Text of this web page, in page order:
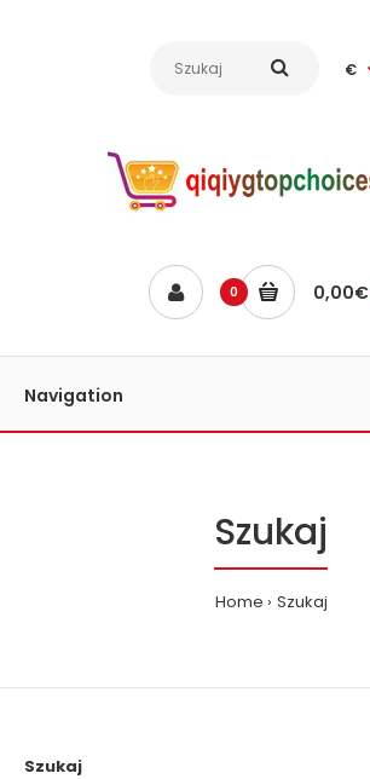
€
0 0,00€
Navigation
Szukaj
Home Szukaj
Szukaj